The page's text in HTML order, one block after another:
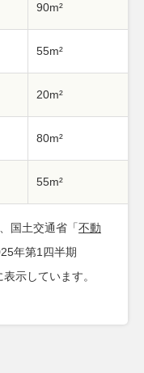
90m²
55m²
20m²
80m²
55m²
国土交通省「不動
年第1四半期
示しています。